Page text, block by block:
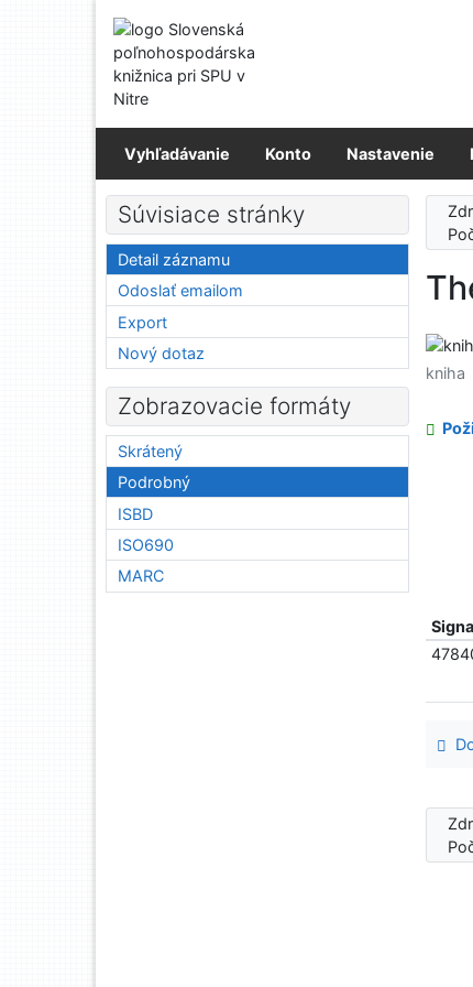
Prejsť na menu
Prehlásenie o webovej prístupnosti
Vyhľadávanie Konto Nastavenie
kniha
Súvisiace stránky
Detail záznamu
Odoslať emailom
Export
Nový dotaz
Zobrazovacie formáty
Skrátený
Podrobný
ISBD
ISO690
MARC